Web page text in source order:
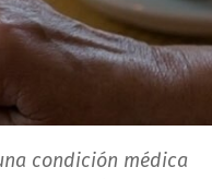
condición médica